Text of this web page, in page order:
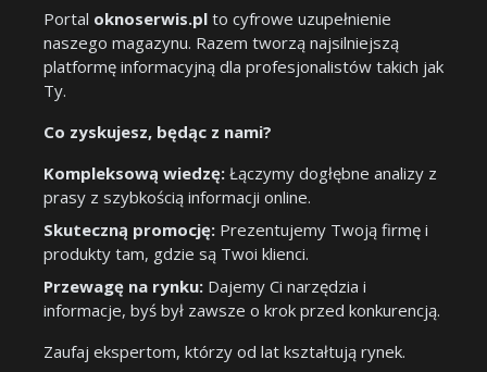
Portal oknoserwis.pl to cyfrowe uzupełnienie
naszego magazynu. Razem tworzą najsilniejszą
platformę informacyjną dla profesjonalistów takich jak
Ty.
Co zyskujesz, będąc z nami?
Kompleksową wiedzę: Łączymy dogłębne analizy z
prasy z szybkością informacji online.
Skuteczną promocję: Prezentujemy Twoją firmę i
produkty tam, gdzie są Twoi klienci.
Przewagę na rynku: Dajemy Ci narzędzia i
informacje, byś był zawsze o krok przed konkurencją.
Zaufaj ekspertom, którzy od lat kształtują rynek.